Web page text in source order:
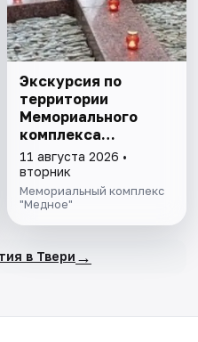
Экскурсия по
территории
Мемориального
комплекса
"Медное"
11 августа 2026 •
вторник
Мемориальный комплекс
"Медное"
в Твери →